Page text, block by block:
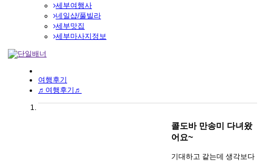
세부여행사
네일샵/풀빌라
세부맛집
세부마사지정보
여행후기
♬여행후기♬
콜도바 만송미 다녀왔
어요~
기대하고 같는데 생각보다